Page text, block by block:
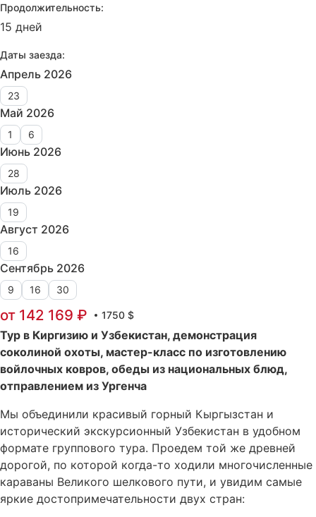
Продолжительность:
15 дней
Даты заезда:
Апрель 2026
23
Май 2026
1 6
Июнь 2026
28
Июль 2026
19
Август 2026
16
Сентябрь 2026
9 16 30
от 142 169 ₽ 1750 $
Тур в Киргизию и Узбекистан, демонстрация
соколиной охоты, мастер-класс по изготовлению
войлочных ковров, обеды из национальных блюд,
отправлением из Ургенча
Мы объединили красивый горный Кыргызстан и
исторический экскурсионный Узбекистан в удобном
формате группового тура. Проедем той же древней
дорогой, по которой когда-то ходили многочисленные
караваны Великого шелкового пути, и увидим самые
яркие достопримечательности двух стран: